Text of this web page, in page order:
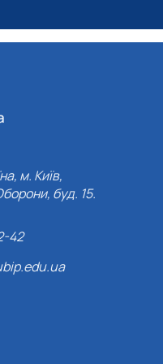
м. Київ,
буд. 15.
42